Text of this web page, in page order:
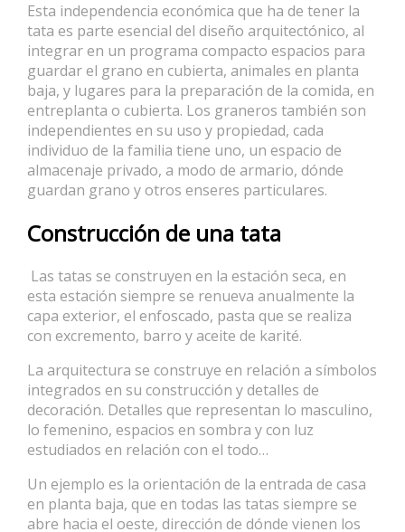
Esta independencia económica que ha de tener la
tata es parte esencial del diseño arquitectónico, al
integrar en un programa compacto espacios para
guardar el grano en cubierta, animales en planta
baja, y lugares para la preparación de la comida, en
entreplanta o cubierta. Los graneros también son
independientes en su uso y propiedad, cada
individuo de la familia tiene uno, un espacio de
almacenaje privado, a modo de armario, dónde
guardan grano y otros enseres particulares.
Construcción de una tata
Las tatas se construyen en la estación seca, en
esta estación siempre se renueva anualmente la
capa exterior, el enfoscado, pasta que se realiza
con excremento, barro y aceite de karité.
La arquitectura se construye en relación a símbolos
integrados en su construcción y detalles de
decoración. Detalles que representan lo masculino,
lo femenino, espacios en sombra y con luz
estudiados en relación con el todo…
Un ejemplo es la orientación de la entrada de casa
en planta baja, que en todas las tatas siempre se
abre hacia el oeste, dirección de dónde vienen los